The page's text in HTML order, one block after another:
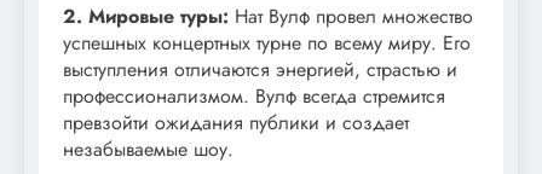
2. Мировые туры: Нат Вулф провел множество
успешных концертных турне по всему миру. Его
выступления отличаются энергией, страстью и
профессионализмом. Вулф всегда стремится
превзойти ожидания публики и создает
незабываемые шоу.